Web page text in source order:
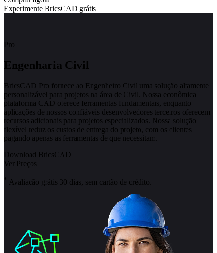
Experimente BricsCAD grátis
Pro
Engenharia Civil
BricsCAD Pro fornece ao Engenheiro Civil uma solução altamente
personalizável para projetos na área de Civil. Nossa econômica
plataforma CAD oferece ferramentas fundamentais, enquanto
aplicações de nossos confiáveis desenvolvedores terceiros oferecem
recursos adicionais para projetos especializados. Nossa solução
flexível reduz os custos de entrega do projeto, com os clientes
pagando apenas as ferramentas de que necessitam.
Download BricsCAD
Ver Preços
* Avaliação grátis 30 dias, sem cartão de crédito.